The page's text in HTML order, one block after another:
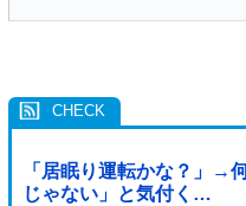
「居眠り運転かな？」→
じゃない」と気付く…